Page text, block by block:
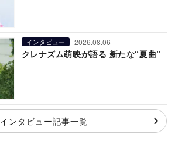
インタビュー 2026.08.06
クレナズム萌映が語る 新たな“夏曲”
インタビュー記事一覧